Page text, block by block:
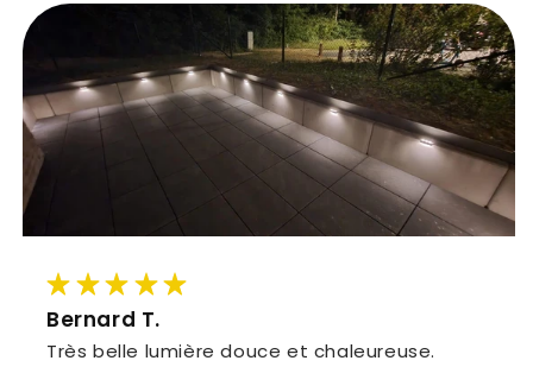
Bernard T.
Très belle lumière douce et chaleureuse.